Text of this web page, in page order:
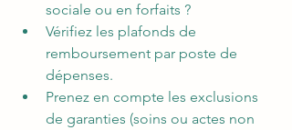
sociale ou en forfaits ?
Vérifiez les plafonds de
remboursement par poste de
dépenses.
Prenez en compte les exclusions
de garanties (soins ou actes non